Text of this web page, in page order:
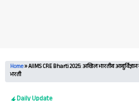
Home»AIIMS CRE Bharti 2025: अखिल भारतीय
भरती